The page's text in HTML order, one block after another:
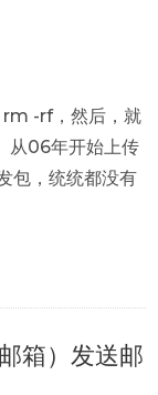
rm -rf，然后，就
从06年开始上传
包，统统都没有
箱）发送邮